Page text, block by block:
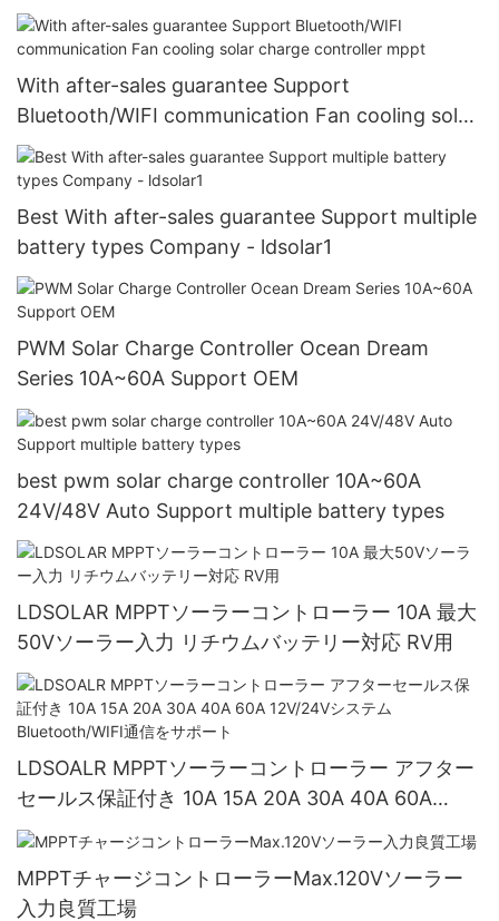
With after-sales guarantee Support
Bluetooth/WIFI communication Fan cooling solar
charge controller mppt
Best With after-sales guarantee Support multiple
battery types Company - ldsolar1
PWM Solar Charge Controller Ocean Dream
Series 10A~60A Support OEM
best pwm solar charge controller 10A~60A
24V/48V Auto Support multiple battery types
LDSOLAR MPPTソーラーコントローラー 10A 最大
50Vソーラー入力 リチウムバッテリー対応 RV用
LDSOALR MPPTソーラーコントローラー アフター
セールス保証付き 10A 15A 20A 30A 40A 60A
12V/24Vシステム Bluetooth/WIFI通信をサポート
MPPTチャージコントローラーMax.120Vソーラー
入力良質工場